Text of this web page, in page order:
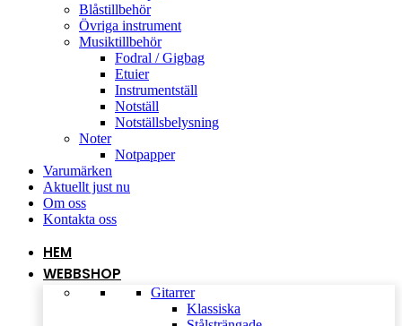
Blåstillbehör
Övriga instrument
Musiktillbehör
Fodral / Gigbag
Etuier
Instrumentställ
Notställ
Notställsbelysning
Noter
Notpapper
Varumärken
Aktuellt just nu
Om oss
Kontakta oss
HEM
WEBBSHOP
Gitarrer
Klassiska